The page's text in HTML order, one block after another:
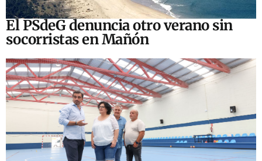
El PSdeG denuncia otro verano sin
socorristas en Mañón